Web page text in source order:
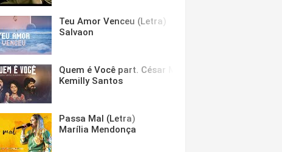
Teu Amor Venceu (Letra)
Salvaon
Quem é Você part. César Menotti & Fabiano (Letra)
Kemilly Santos
Passa Mal (Letra)
Marília Mendonça